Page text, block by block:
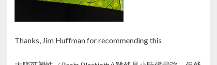
Thanks, Jim Huffman for recommending this